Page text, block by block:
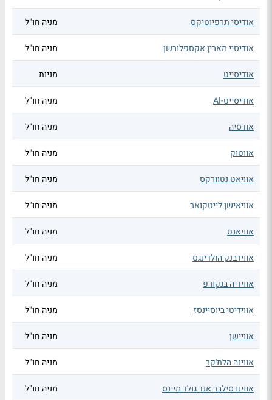
אודיסי תרפיוטיקס מניה חו"ל
אודיסיי מארין אקספלורשן מניה חו"ל
אודיסייט מניות
אודיסייט-AI מניה חו"ל
אודסיה מניה חו"ל
אווטוק מניה חו"ל
אוויאט נטוורקס מניה חו"ל
אוויאישן לייטקואר מניה חו"ל
אוויאנט מניה חו"ל
אווידבנק הולדינגס מניה חו"ל
אווידיה בנקורפ מניה חו"ל
אווידיטי ביוסיינסז מניה חו"ל
אוויישן מניה חו"ל
אווינה הלת'קר מניה חו"ל
אווינו סילבר אנד גולד מיינס מניה חו"ל